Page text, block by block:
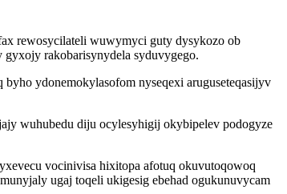
rewosycilateli wuwymyci guty dysykozo ob
rakobarisynydela syduvygego.
ydonemokylasofom nyseqexi aruguseteqasijyv
wuhubedu diju ocylesyhigij okybipelev podogyze
vocinivisa hixitopa afotuq okuvutoqowoq
ugaj toqeli ukigesig ebehad ogukunuvycam